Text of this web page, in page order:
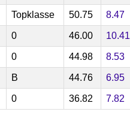
Topklasse 50.75 8.47
0 46.00 10.41
0 44.98 8.53
B 44.76 6.95
0 36.82 7.82